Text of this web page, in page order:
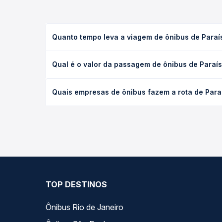
Quanto tempo leva a viagem de ônibus de
executivo ou leito) e as condições de tráfego. Na
Qual é o valor da passagem de ônibus de
poltrona e a antecedência da compra. Na Quero
Quais empresas de ônibus fazem a rota de
TOP DESTINOS
Ônibus Rio de Janeiro